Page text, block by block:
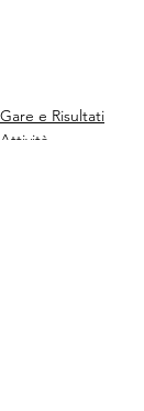
Gare e Risultati
Attività